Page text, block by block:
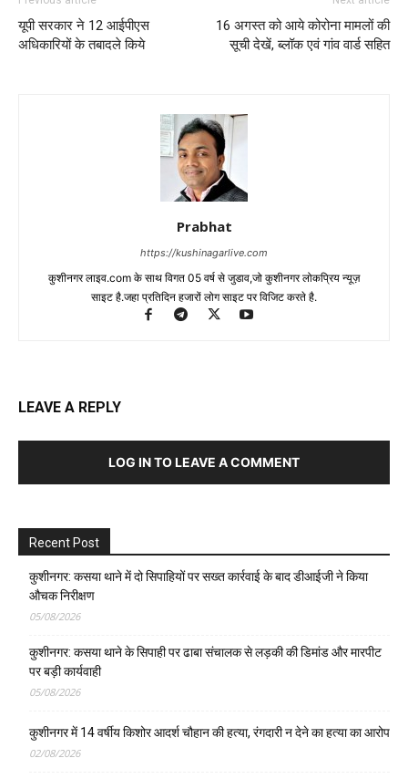
यूपी सरकार ने 12 आईपीएस
अधिकारियों के तबादले किये
16 अगस्त को आये कोरोना मामलों की
सूची देखें, ब्लॉक एवं गांव वार्ड सहित
Prabhat
https://kushinagarlive.com
कुशीनगर लाइव.com के साथ विगत 05 वर्ष से जुडाव,जो कुशीनगर लोकप्रिय न्यूज़
साइट है.जहा प्रतिदिन हजारों लोग साइट पर विजिट करते है.
LEAVE A REPLY
LOG IN TO LEAVE A COMMENT
Recent Post
कुशीनगर: कसया थाने में दो सिपाहियों पर सख्त कार्रवाई के बाद डीआईजी ने किया
औचक निरीक्षण
05/08/2026
कुशीनगर: कसया थाने के सिपाही पर ढाबा संचालक से लड़की की डिमांड और मारपीट
पर बड़ी कार्यवाही
05/08/2026
कुशीनगर में 14 वर्षीय किशोर आदर्श चौहान की हत्या, रंगदारी न देने का हत्या का आरोप
02/08/2026